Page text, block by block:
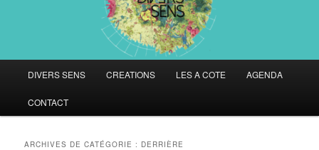
principal
DIVERS SENS CREATIONS LES A COTE AGENDA
CONTACT
ARCHIVES DE CATÉGORIE : DERRIÈRE